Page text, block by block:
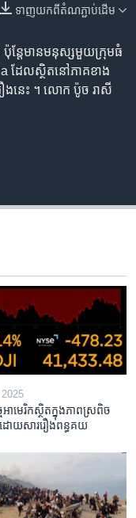
ទាញ​យក​ពី​តំណភ្ជាប់​ដើម
ន្តែ​មាន​មនុស្ស​មួយ​ក្រុម​ធំ​
ដែល​ស្ថិត​នៅ​ភាគ​ខាង​
ង​នេះ ។ លោក ប៉ូច រាសី
អាមេរិក​ស្ថិត​ក្នុង​ភាពស្រពិច
យសារ​រឿង​ពន្ធគយ